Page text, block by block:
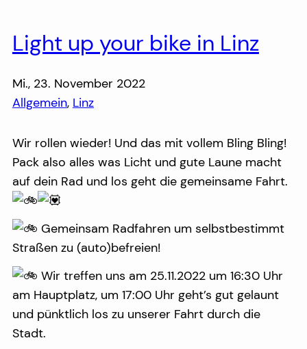
Light up your bike in Linz
Mi., 23. November 2022
Allgemein, Linz
Wir rollen wieder! Und das mit vollem Bling Bling!
Pack also alles was Licht und gute Laune macht
auf dein Rad und los geht die gemeinsame Fahrt.
Gemeinsam Radfahren um selbstbestimmt
Straßen zu (auto)befreien!
Wir treffen uns am 25.11.2022 um 16:30 Uhr
am Hauptplatz, um 17:00 Uhr geht’s gut gelaunt
und pünktlich los zu unserer Fahrt durch die
Stadt.